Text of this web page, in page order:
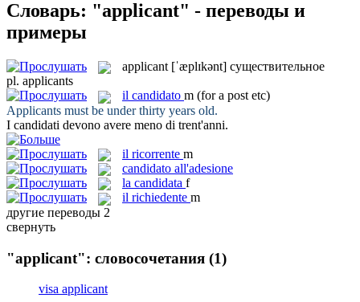
Словарь: "applicant" - переводы и
примеры
applicant [ˈæplɪkənt] существительное
pl. applicants
il candidato m (for a post etc)
Applicants must be under thirty years old.
I candidati devono avere meno di trent'anni.
il ricorrente m
candidato all'adesione
la candidata f
il richiedente m
другие переводы 2
свернуть
"applicant": словосочетания (1)
visa applicant